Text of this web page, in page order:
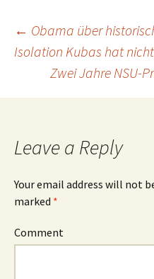
Post
← Obama über
Isolation Kubas hat
Zwei Jahre NSU-
Leave a Reply
Your email address will not
marked *
Comment